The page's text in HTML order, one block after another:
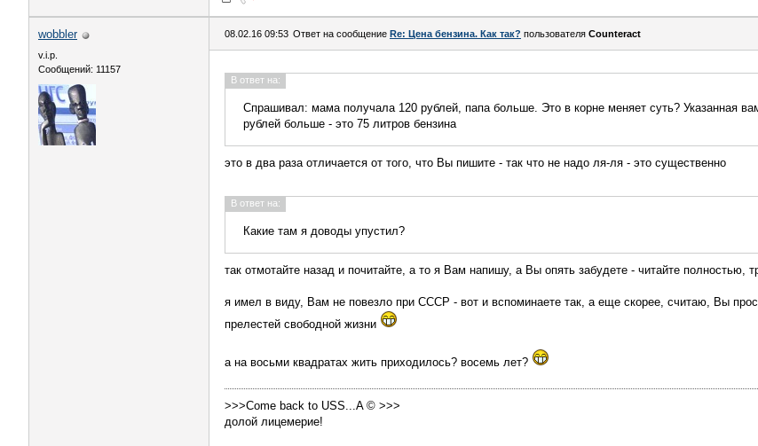
wobbler
v.i.p.
Сообщений: 11157
08.02.16 09:53 Ответ на сообщение Re: Цена бензина. Как так? пользователя Counteract
В ответ на:
Спрашивал: мама получала 120 рублей, папа больше. Это в корне меняет суть? Указанная
рублей больше - это 75 литров бензина
это в два раза отличается от того, что Вы пишите - так что не надо ля-ля - это существенно
В ответ на:
Какие там я доводы упустил?
так отмотайте назад и почитайте, а то я Вам напишу, а Вы опять забудете - читайте полностью,
я имел в виду, Вам не повезло при СССР - вот и вспоминаете так, а еще скорее, считаю, Вы
прелестей свободной жизни
а на восьми квадратах жить приходилось? восемь лет?
>>>Come back to USS...A © >>>
долой лицемерие!